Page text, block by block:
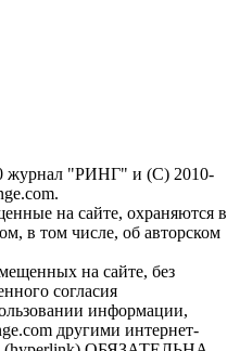
журнал "РИНГ" и (С) 2010-
на сайте, охраняются в
в том числе, об авторском
на сайте, без
согласия
информации,
другими интернет-